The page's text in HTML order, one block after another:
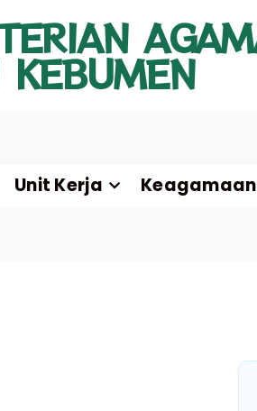
KEBUMEN
Unit Kerja Keagamaan